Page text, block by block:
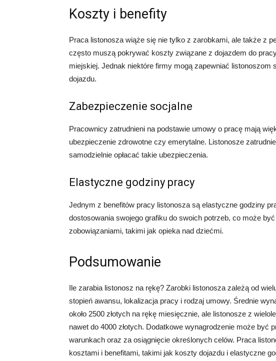
Koszty i benefity
Praca listonosza wiąże się nie tylko z zarobkami, ale także z
często muszą pokrywać koszty związane z dojazdem do
miejskiej. Jednak niektóre firmy mogą zapewniać listonoszom
dojazdu.
Zabezpieczenie socjalne
Pracownicy zatrudnieni na podstawie umowy o pracę mają
ubezpieczenie zdrowotne czy emerytalne. Listonosze
samodzielnie opłacać takie ubezpieczenia.
Elastyczne godziny pracy
Jednym z benefitów pracy listonosza są elastyczne godziny
dostosowania swojego grafiku do swoich potrzeb, co może
zobowiązaniami, takimi jak opieka nad dziećmi.
Podsumowanie
Ile zarabia listonosz na rękę? Zarobki listonosza zależą od
stopień awansu, lokalizacja pracy i rodzaj umowy. Średnie
około 2500 złotych na rękę miesięcznie, ale listonosze z
nawet do 4000 złotych. Dodatkowe wynagrodzenie może być
warunkach oraz za osiągnięcie określonych celów. Praca
kosztami i benefitami, takimi jak koszty dojazdu i elastyczne